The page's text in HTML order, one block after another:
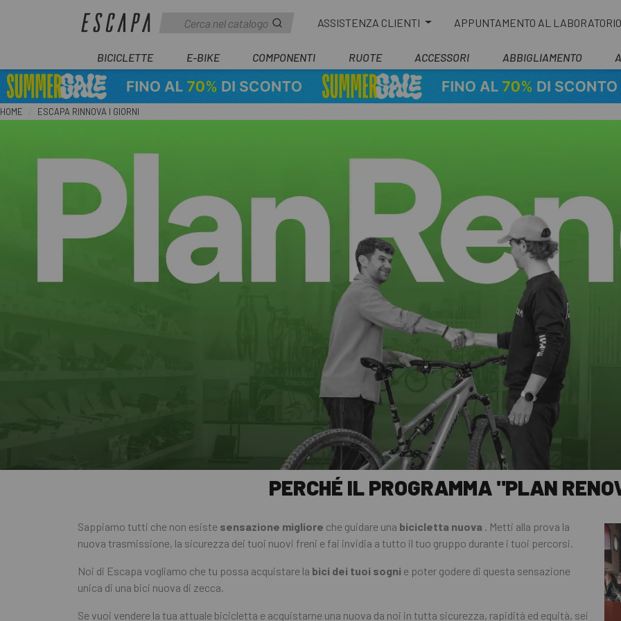
ASSISTENZA CLIENTI APPUNTAMENTO AL
BICICLETTE E-BIKE COMPONENTI RUOTE ACCESSORI ABBIGLIAMENTO
HOME ESCAPA RINNOVA I GIORNI
PERCHÉ IL PROGRAMMA "PLAN
Sappiamo tutti che non esiste sensazione migliore che guidare una bicicletta nuova . Metti alla prova la
nuova trasmissione, la sicurezza dei tuoi nuovi freni e fai invidia a tutto il tuo gruppo durante i tuoi percorsi.
Noi di Escapa vogliamo che tu possa acquistare la bici dei tuoi sogni e poter godere di questa sensazione
unica di una bici nuova di zecca.
Se vuoi vendere la tua attuale bicicletta e acquistarne una nuova da noi in tutta sicurezza, rapidità ed equità, sei